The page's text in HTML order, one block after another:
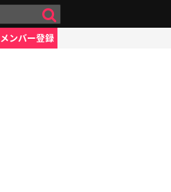
メンバー登録